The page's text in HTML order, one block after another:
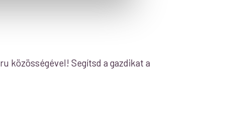
közösségével! Segítsd a gazdikat a